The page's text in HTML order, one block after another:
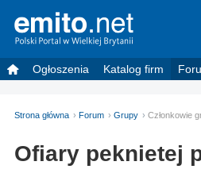
Ogłoszenia Katalog firm
Strona główna Forum Grupy Członkowie
Ofiary peknietej